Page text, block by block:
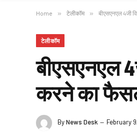
Home » टेलीकॉम » बीएसएनएल 4जी
टेलीकॉम
बीएसएनएल
करने का
ByNews Desk February